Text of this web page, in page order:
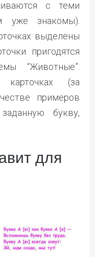
с теми
уже знакомы).
выделены
пригодятся
“Животные”:
(за
примеров
букву,
для